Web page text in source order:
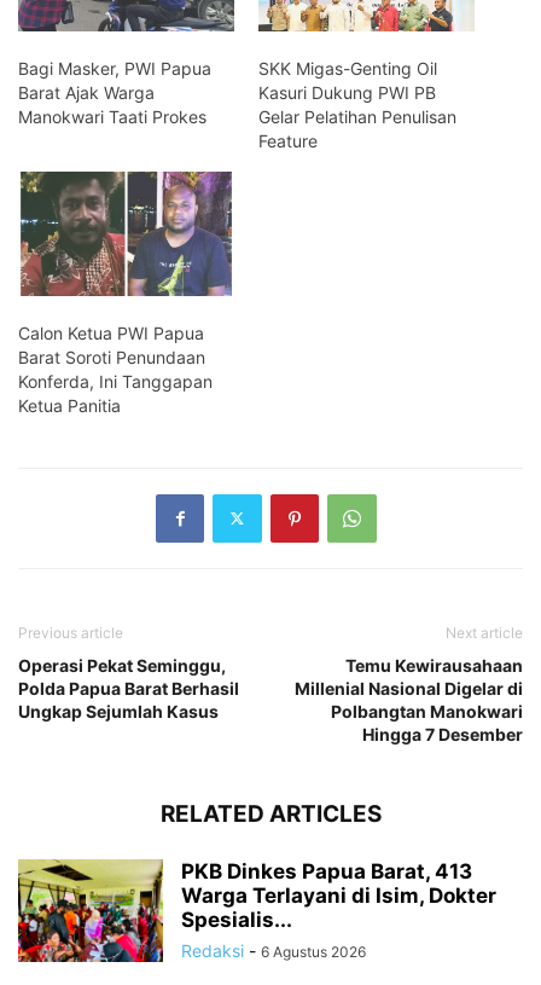
Bagi Masker, PWI Papua
Barat Ajak Warga
Manokwari Taati Prokes
SKK Migas-Genting Oil
Kasuri Dukung PWI PB
Gelar Pelatihan Penulisan
Feature
Calon Ketua PWI Papua
Barat Soroti Penundaan
Konferda, Ini Tanggapan
Ketua Panitia
Previous article
Operasi Pekat Seminggu,
Polda Papua Barat Berhasil
Ungkap Sejumlah Kasus
Next article
Temu Kewirausahaan
Millenial Nasional Digelar di
Polbangtan Manokwari
Hingga 7 Desember
RELATED ARTICLES
PKB Dinkes Papua Barat, 413
Warga Terlayani di Isim, Dokter
Spesialis...
Redaksi - 6 Agustus 2026